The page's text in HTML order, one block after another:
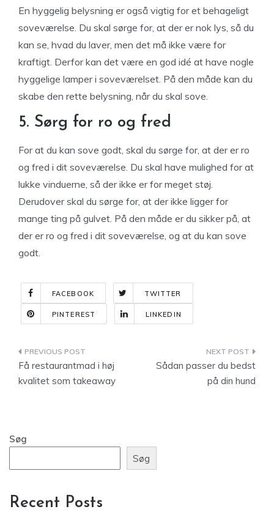
En hyggelig belysning er også vigtig for et behageligt
soveværelse. Du skal sørge for, at der er nok lys, så du
kan se, hvad du laver, men det må ikke være for
kraftigt. Derfor kan det være en god idé at have nogle
hyggelige lamper i soveværelset. På den måde kan du
skabe den rette belysning, når du skal sove.
5. Sørg for ro og fred
For at du kan sove godt, skal du sørge for, at der er ro
og fred i dit soveværelse. Du skal have mulighed for at
lukke vinduerne, så der ikke er for meget støj.
Derudover skal du sørge for, at der ikke ligger for
mange ting på gulvet. På den måde er du sikker på, at
der er ro og fred i dit soveværelse, og at du kan sove
godt.
FACEBOOK TWITTER
PINTEREST LINKEDIN
Indlægsnavigation
Få restaurantmad i høj
kvalitet som takeaway
Sådan passer du bedst
på din hund
Søg
Søg
Recent Posts